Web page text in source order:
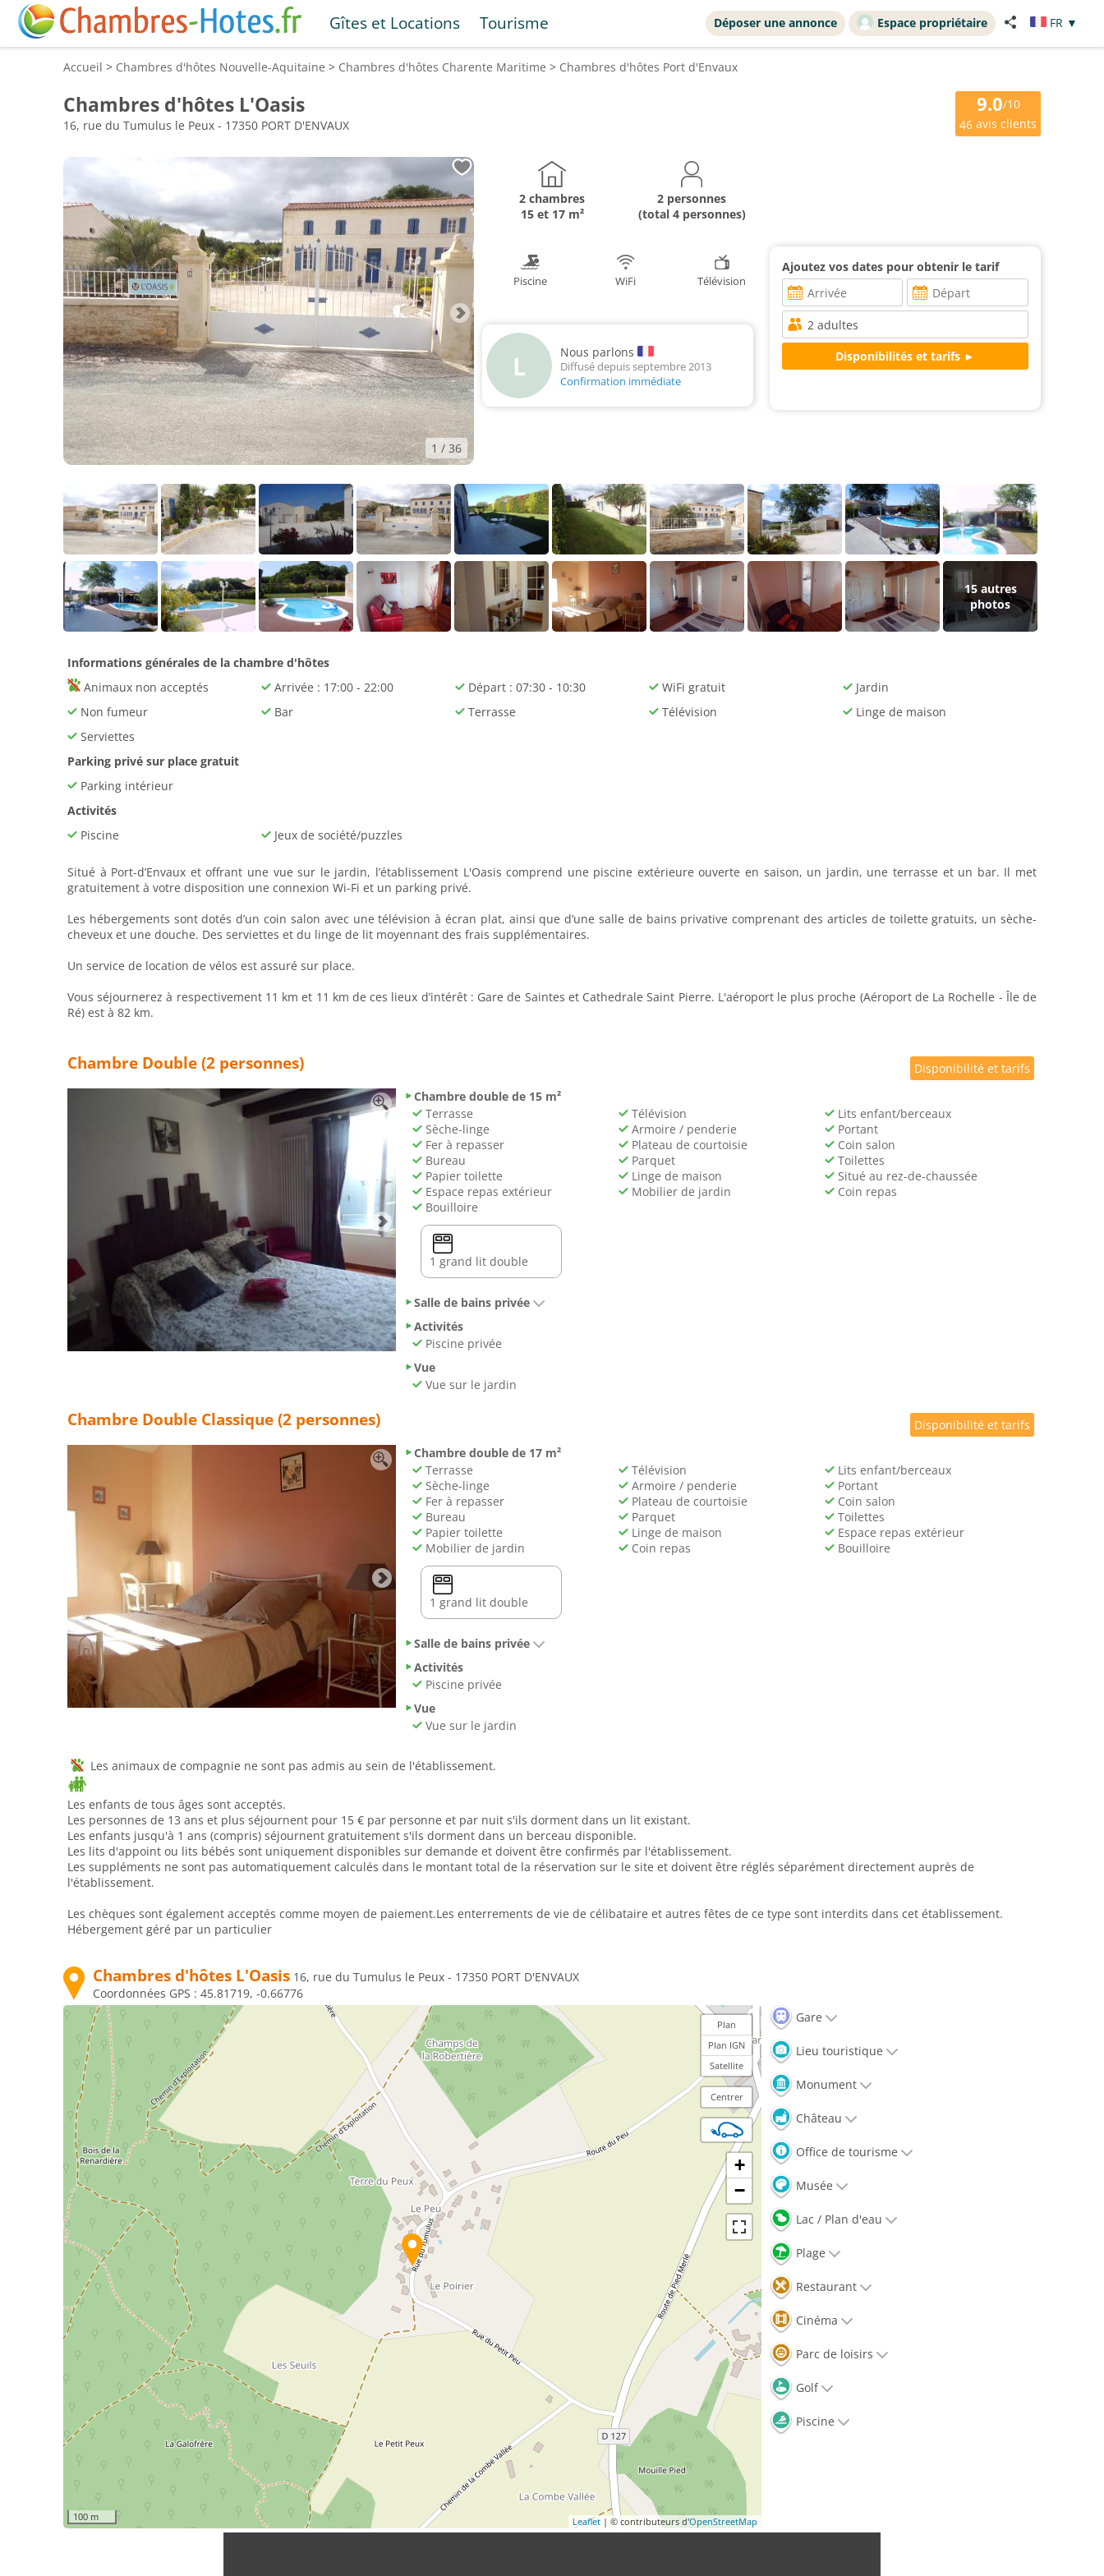
Gîtes et Locations Tourisme Déposer une annonce Espace propriétaire FR ▼
Accueil > Chambres d'hôtes Nouvelle-Aquitaine > Chambres d'hôtes Charente Maritime > Chambres d'hôtes Port d'Envaux
9.0/10
46 avis clients
Chambres d'hôtes L'Oasis
16, rue du Tumulus le Peux - 17350 PORT D'ENVAUX
1 / 36
2 chambres
15 et 17 m²
2 personnes
(total 4 personnes)
Piscine WiFi Télévision
Ajoutez vos dates pour obtenir le tarif
L Nous parlons
Diffusé depuis septembre 2013
Confirmation immédiate
15autres
photos
Informations générales de la chambre d'hôtes
Animaux non acceptés
Arrivée : 17:00 - 22:00 Départ : 07:30 - 10:30 WiFi gratuit
Jardin
Non fumeur
Bar Terrasse Télévision
Linge de maison
Serviettes
Parking privé sur place gratuit
Parking intérieur
Activités
Piscine
Jeux de société/puzzles
Situé à Port-dʼEnvaux et offrant une vue sur le jardin, l’établissement L'Oasis comprend une piscine extérieure ouverte en saison, un jardin, une terrasse et un bar. Il met
gratuitement à votre disposition une connexion Wi-Fi et un parking privé.
Les hébergements sont dotés d’un coin salon avec une télévision à écran plat, ainsi que d’une salle de bains privative comprenant des articles de toilette gratuits, un sèche-
cheveux et une douche. Des serviettes et du linge de lit moyennant des frais supplémentaires.
Un service de location de vélos est assuré sur place.
Vous séjournerez à respectivement 11 km et 11 km de ces lieux d’intérêt : Gare de Saintes et Cathedrale Saint Pierre. L'aéroport le plus proche (Aéroport de La Rochelle - Île de
Ré) est à 82 km.
Chambre Double (2 personnes)
Chambre double de 15 m²
Terrasse
Télévision
Lits enfant/berceaux
Sèche-linge
Armoire / penderie
Portant
Fer à repasser
Plateau de courtoisie
Coin salon
Bureau
Parquet
Toilettes
Papier toilette
Linge de maison
Situé au rez-de-chaussée
Espace repas extérieur
Mobilier de jardin
Coin repas
Bouilloire
1 grand lit double
Salle de bains privée
Activités
Piscine privée
Vue
Vue sur le jardin
Disponibilité et tarifs
Chambre Double Classique (2 personnes)
Chambre double de 17 m²
Terrasse
Télévision
Lits enfant/berceaux
Sèche-linge
Armoire / penderie
Portant
Fer à repasser
Plateau de courtoisie
Coin salon
Bureau
Parquet
Toilettes
Papier toilette
Linge de maison
Espace repas extérieur
Mobilier de jardin
Coin repas Bouilloire
1 grand lit double
Salle de bains privée
Activités
Piscine privée
Vue
Vue sur le jardin
Disponibilité et tarifs
Les animaux de compagnie ne sont pas admis au sein de l'établissement.
Les enfants de tous âges sont acceptés.
Les personnes de 13 ans et plus séjournent pour 15 € par personne et par nuit s'ils dorment dans un lit existant.
Les enfants jusqu'à 1 ans (compris) séjournent gratuitement s'ils dorment dans un berceau disponible.
Les lits d'appoint ou lits bébés sont uniquement disponibles sur demande et doivent être confirmés par l'établissement.
Les suppléments ne sont pas automatiquement calculés dans le montant total de la réservation sur le site et doivent être réglés séparément directement auprès de
l'établissement.
Les chèques sont également acceptés comme moyen de paiement.Les enterrements de vie de célibataire et autres fêtes de ce type sont interdits dans cet établissement.
Hébergement géré par un particulier
Chambres d'hôtes L'Oasis 16, rue du Tumulus le Peux - 17350 PORT D'ENVAUX
Coordonnées GPS : 45.81719, -0.66776
Plan
Plan IGN
Satellite
Centrer
+
−
100 m Leaflet | © contributeurs d'OpenStreetMap
Gare
Lieu touristique
Monument
Château
Office de tourisme
Musée
Lac / Plan d'eau
Plage
Restaurant
Cinéma
Parc de loisirs
Golf
Piscine